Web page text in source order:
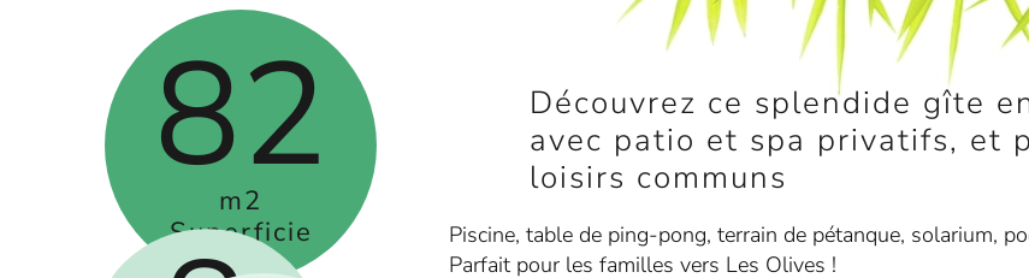
82
m2
Superficie
Découvrez ce splendide gîte
avec patio et spa privatifs, et
loisirs communs
Piscine, table de ping-pong, terrain de pétanque, solarium,
Parfait pour les familles vers Les Olives !